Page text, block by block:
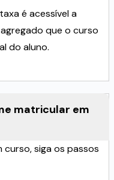
é acessível a
que o curso
do aluno.
matricular em
curso, siga os passos